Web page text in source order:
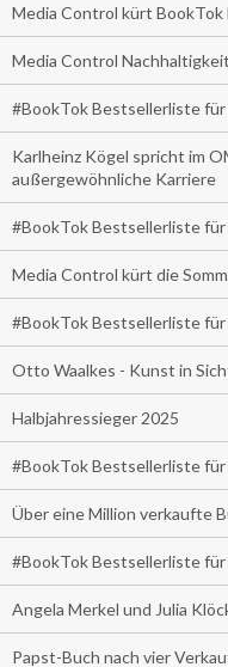
Media Control kürt
Media Control
#BookTok Bestsellerliste
Karlheinz Kögel spricht im
außergewöhnliche Karriere
#BookTok Bestsellerliste
Media Control kürt die
#BookTok Bestsellerliste
Otto Waalkes - Kunst in
Halbjahressieger 2025
#BookTok Bestsellerliste
Über eine Million verkaufte
#BookTok Bestsellerliste
Angela Merkel und Julia
Papst-Buch nach vier